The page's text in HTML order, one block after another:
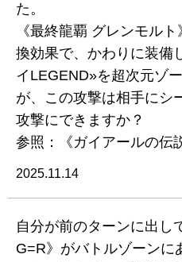
た。
《最終龍覇 グレンモル
換効果で、かわりに装備
イLEGEND»を超次元ゾ
が、この攻撃は相手にシ
攻撃にできますか？
参照：《ガイアールの伝
2025.11.14
自分が前のターンに出し
G=R》がバトルゾーンに